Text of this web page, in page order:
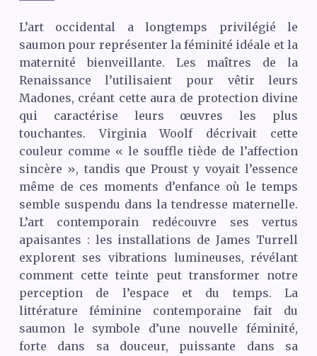
L’art occidental a longtemps privilégié le
saumon pour représenter la féminité idéale et la
maternité bienveillante. Les maîtres de la
Renaissance l’utilisaient pour vêtir leurs
Madones, créant cette aura de protection divine
qui caractérise leurs œuvres les plus
touchantes. Virginia Woolf décrivait cette
couleur comme « le souffle tiède de l’affection
sincère », tandis que Proust y voyait l’essence
même de ces moments d’enfance où le temps
semble suspendu dans la tendresse maternelle.
L’art contemporain redécouvre ses vertus
apaisantes : les installations de James Turrell
explorent ses vibrations lumineuses, révélant
comment cette teinte peut transformer notre
perception de l’espace et du temps. La
littérature féminine contemporaine fait du
saumon le symbole d’une nouvelle féminité,
forte dans sa douceur, puissante dans sa